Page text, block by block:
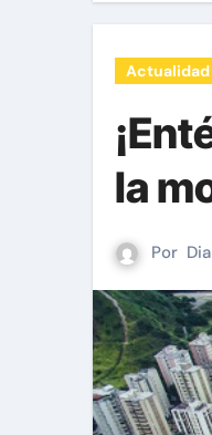
Actualidad
la
Por